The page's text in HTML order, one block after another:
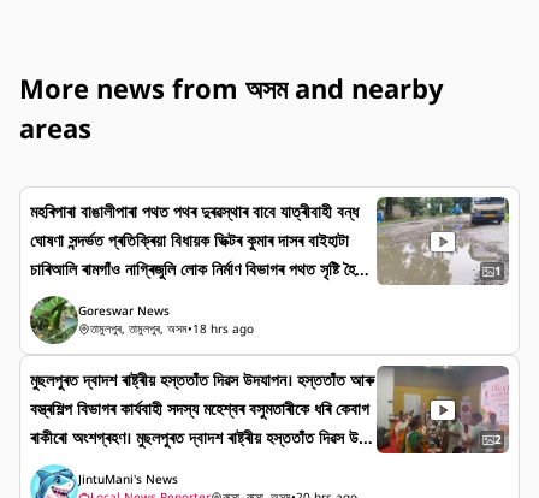
More news from অসম and nearby
areas
মহৰিপাৰা বাঙালীপাৰা পথত পথৰ দুৰৱস্থাৰ বাবে যাত্ৰীবাহী বন্ধ
ঘোষণা সন্দৰ্ভত প্ৰতিক্ৰিয়া বিধায়ক ভিক্টৰ কুমাৰ দাসৰ বাইহাটা
চাৰিআলি ৰামগাঁও নাগ্ৰিজুলি লোক নিৰ্মাণ বিভাগৰ পথত সৃষ্টি হৈছে
পুখুৰী সদৃশ গাঁতৰ।পথটোৰ মহৰিপাৰাৰ পৰা উত্তৰে বাঙালীপাৰালৈকে
পথটোত সৃষ্টি হোৱা বৃহত বৃহত পুখুৰী সদৃশ গাঁতৰ যান বাহন চলাচল
ত সৃষ্টি হৈছে ভিষন সমস্যাৰ।পথছোৱাত আজিৰে পৰা অনিৰ্দিষ্ট কাল
লৈ গুৱাহাটী গোৰেশ্বৰ বাছ মালিক সন্থাই বাছ চলাচল বন্ধ ঘোষণা
কৰিছে।বাছ চলাচল বন্ধ সন্দৰ্ভত প্ৰতিক্ৰিয়া প্ৰকাশ কৰে বিধায়ক
ভিক্টৰ কুমাৰ দাসে
1
Goreswar News
তামুলপুৰ, তামুলপুৰ, অসম•18 hrs ago
মুছলপুৰত দ্বাদশ ৰাষ্ট্ৰীয় হস্ততাঁত দিৱস উদযাপন। হস্ততাঁত আৰু
বস্ত্ৰশিল্প বিভাগৰ কাৰ্যবাহী সদস্য মহেশ্বৰ বসুমতাৰীকে ধৰি কেবাগ
ৰাকীৰো অংশগ্ৰহণ। মুছলপুৰত দ্বাদশ ৰাষ্ট্ৰীয় হস্ততাঁত দিৱস উদ
যাপন। হস্ততাঁত আৰু বস্ত্ৰশিল্প বিভাগৰ কাৰ্যবাহী সদস্য মহেশ্বৰ ব
2
JintuMani's News